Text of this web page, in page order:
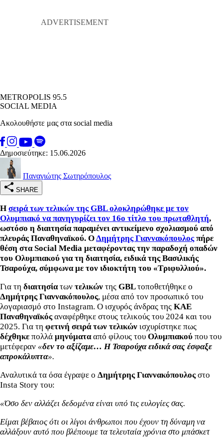
METROPOLIS 95.5
SOCIAL MEDIA
Ακολουθήστε μας στα social media
Δημοσιεύτηκε: 15.06.2026
Παναγιώτης Σωτηρόπουλος
SHARE
Η σειρά των τελικών της GBL ολοκληρώθηκε με τον
Ολυμπιακό να πανηγυρίζει τον 16ο τίτλο του πρωταθλητή,
ωστόσο η διαιτησία παραμένει αντικείμενο σχολιασμού από
πλευράς Παναθηναϊκού. ΟΔημήτρης Γιαννακόπουλοςπήρε
θέση στα Social Media μεταφέροντας την παραδοχή οπαδών
του Ολυμπιακού για τη διαιτησία, ειδικά της Βασιλικής
Τσαρούχα, σύμφωνα με τον ιδιοκτήτη του «Τριφυλλιού».
Για τη διαιτησίατων τελικών της GBLτοποθετήθηκε ο
Δημήτρης Γιαννακόπουλος, μέσα από τον προσωπικό του
λογαριασμό στο Instagram. Ο ισχυρός άνδρας της ΚΑΕ
Παναθηναϊκόςαναφέρθηκε στους τελικούς του 2024 και του
2025. Για τη φετινή σειρά των τελικών ισχυρίστηκε πως
δέχθηκε πολλά μηνύματααπό φίλους του Ολυμπιακού που του
μετέφεραν «δεν το αξίζαμε… Η Τσαρούχα ειδικά σας έσφαξε
απροκάλυπτα».
Αναλυτικά τα όσα έγραψε ο Δημήτρης Γιαννακόπουλοςστο
Insta Story του:
«Όσο δεν αλλάζει δεδομένα είναι υπό τις ευλογίες σας.
Είμαι βέβαιος ότι οι λίγοι άνθρωποι που έχουν τη δύναμη να
αλλάξουν αυτό που βλέπουμε τα τελευταία χρόνια στο μπάσκετ